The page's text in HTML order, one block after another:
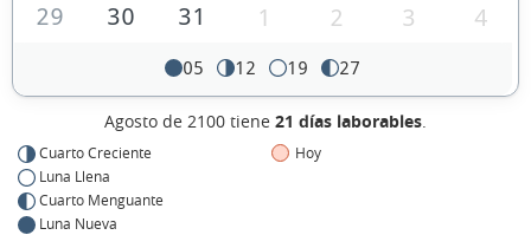
29
30 31 1 2 3 4
05 12 19 27
Agosto de 2100 tiene 21 días laborables.
Cuarto Creciente
Luna Llena
Cuarto Menguante
Luna Nueva
Hoy